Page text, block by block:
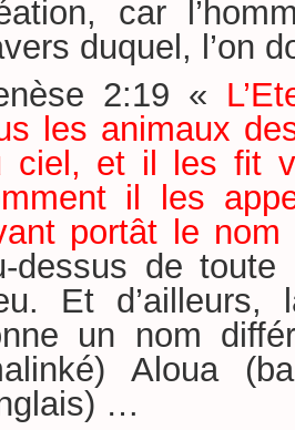
car
duquel, l’on
2:19 «
les animaux
ciel, et il les fit
il les
portât le nom
dessus de toute
Et d’ailleurs,
un nom
Aloua
…